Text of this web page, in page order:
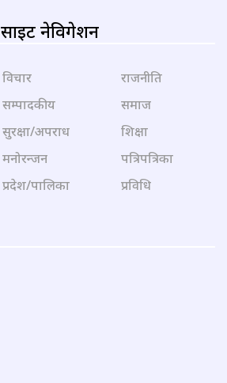
साइट नेविगेशन
विचार
सम्पादकीय
सुरक्षा/अपराध
मनोरन्जन
प्रदेश/पालिका
राजनीति
समाज
शिक्षा
पत्रिपत्रिका
प्रविधि